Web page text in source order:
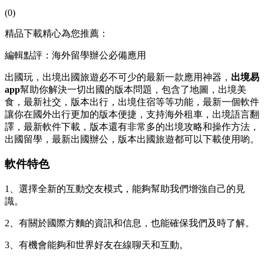
(0)
精品下載精心為您推薦：
編輯點評：海外留學辦公必備應用
出國玩，出境出國旅遊必不可少的最新一款應用神器， 出境易
app幫助你解決一切出國的版本問題，包含了地圖，出境美
食，最新社交，版本出行，出境住宿等等功能，最新一個軟件
讓你在國外出行更加的版本便捷，支持海外租車，出境語言翻
譯，最新軟件下載，版本還有非常多的出境攻略和操作方法，
出國留學，最新出國辦公，版本出國旅遊都可以下載使用喲。
軟件特色
1、選擇全新的互動交友模式，能夠幫助我們增強自己的見
識。
2、有關於國際方麵的資訊和信息，也能確保我們及時了解。
3、有機會能夠和世界好友在線聊天和互動。